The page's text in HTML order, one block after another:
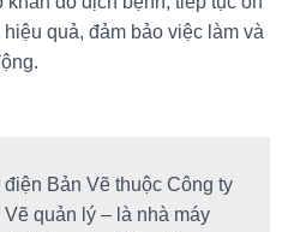
quả, đảm bảo việc làm và
điện Bản Vẽ thuộc Công ty
quản lý – là nhà máy